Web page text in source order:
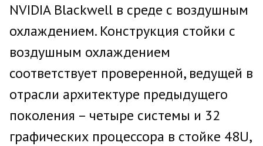
NVIDIA Blackwell в среде с воздушным
охлаждением. Конструкция стойки с
воздушным охлаждением
соответствует проверенной, ведущей в
отрасли архитектуре предыдущего
поколения – четыре системы и 32
графических процессора в стойке 48U,